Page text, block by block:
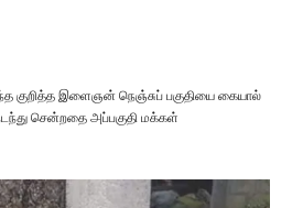
குறித்த இளைஞன் நெஞ்சுப் பகுதியை கையால்
நடந்து சென்றதை அப்பகுதி மக்கள்